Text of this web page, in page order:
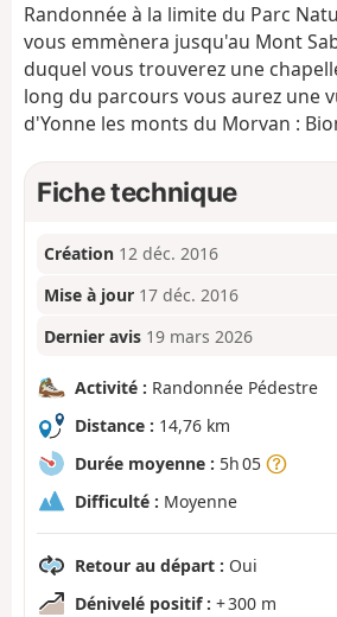
Randonnée à la limite du Parc
vous emmènera jusqu'au Mont
duquel vous trouverez une
long du parcours vous aurez une
d'Yonne les monts du Morvan :
Fiche technique
Création 12 déc. 2016
Mise à jour 17 déc. 2016
Dernier avis 19 mars 2026
Activité : Randonnée Pédestre
Distance : 14,76 km
Durée moyenne : 5h 05
Difficulté : Moyenne
Retour au départ : Oui
Dénivelé positif : + 300 m